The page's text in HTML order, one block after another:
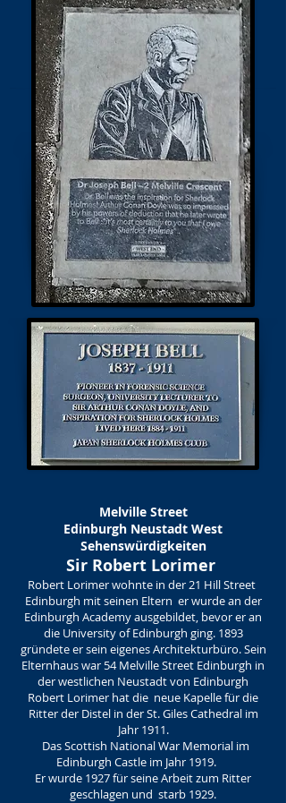
Melville Street
Edinburgh Neustadt West
Sehenswürdigkeiten
Sir Robert Lorimer
Robert Lorimer wohnte in der 21 Hill Street
Edinburgh mit seinen Eltern er wurde an der
Edinburgh Academy ausgebildet, bevor er an
die University of Edinburgh ging. 1893
gründete er sein eigenes Architekturbüro. Sein
Elternhaus war 54 Melville Street Edinburgh in
der westlichen Neustadt von Edinburgh
Robert Lorimer hat die neue Kapelle für die
Ritter der Distel in der St. Giles Cathedral im
Jahr 1911.
Das Scottish National War Memorial im
Edinburgh Castle im Jahr 1919.
Er wurde 1927 für seine Arbeit zum Ritter
geschlagen und starb 1929.